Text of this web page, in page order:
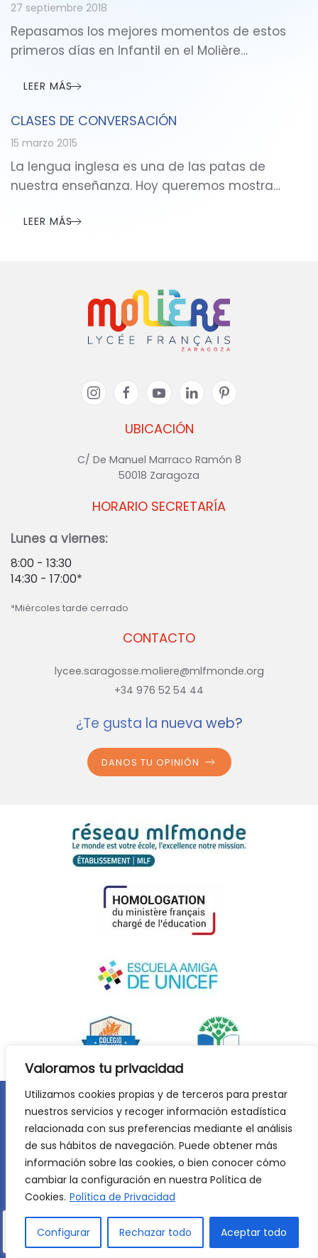
Valoramos tu privacidad
Utilizamos cookies propias y de terceros para prestar
nuestros servicios y recoger información estadística
relacionada con sus preferencias mediante el análisis
de sus hábitos de navegación. Puede obtener más
información sobre las cookies, o bien conocer cómo
cambiar la configuración en nuestra Política de
Cookies. Política de Privacidad
Configurar Rechazar todo Aceptar todo
27 septiembre 2018
Repasamos los mejores momentos de estos
primeros días en Infantil en el Molière…
LEER MÁS
CLASES DE CONVERSACIÓN
15 marzo 2015
La lengua inglesa es una de las patas de
nuestra enseñanza. Hoy queremos mostra…
LEER MÁS
UBICACIÓN
C/ De Manuel Marraco Ramón 8
50018 Zaragoza
CONTACTO
lycee.saragosse.moliere@mlfmonde.org
+34 976 52 54 44
HORARIO SECRETARÍA
Lunes a viernes:
8:00 - 13:30
14:30 - 17:00*
*Miércoles tarde cerrado
¿Te gusta la nueva web?
DANOS TU OPINIÓN
Aviso legal
Política de privacidad
Política de cookies
©2026Lycée Français Molière de Zaragoza. Todos los
derechos reservados. Desarrollo web: